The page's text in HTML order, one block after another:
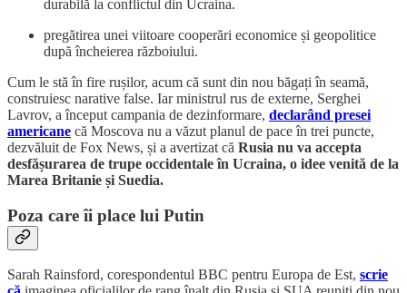
durabilă la conflictul din Ucraina.
pregătirea unei viitoare cooperări economice și geopolitice
după încheierea războiului.
Cum le stă în fire rușilor, acum că sunt din nou băgați în seamă,
construiesc narative false. Iar ministrul rus de externe, Serghei
Lavrov, a început campania de dezinformare, declarând presei
americane că Moscova nu a văzut planul de pace în trei puncte,
dezvăluit de Fox News, și a avertizat că Rusia nu va accepta
desfășurarea de trupe occidentale în Ucraina, o idee venită de la
Marea Britanie și Suedia.
Poza care îi place lui Putin
Sarah Rainsford, corespondentul BBC pentru Europa de Est, scrie